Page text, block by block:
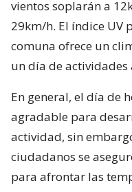
vientos soplarán a
29km/h. El índice UV
comuna ofrece un
un día de
En general, el día de
agradable para
actividad, sin
ciudadanos se
para afrontar las